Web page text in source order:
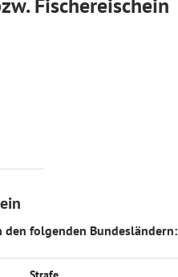
den folgenden Bundesländern: